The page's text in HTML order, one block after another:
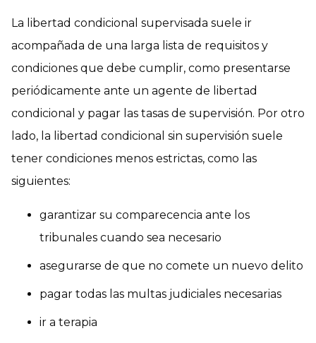
La libertad condicional supervisada suele ir
acompañada de una larga lista de requisitos y
condiciones que debe cumplir, como presentarse
periódicamente ante un agente de libertad
condicional y pagar las tasas de supervisión. Por otro
lado, la libertad condicional sin supervisión suele
tener condiciones menos estrictas, como las
siguientes:
garantizar su comparecencia ante los
tribunales cuando sea necesario
asegurarse de que no comete un nuevo delito
pagar todas las multas judiciales necesarias
ir a terapia